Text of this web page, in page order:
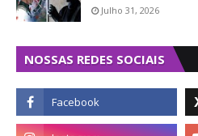
Julho 31, 2026
NOSSAS REDES SOCIAIS